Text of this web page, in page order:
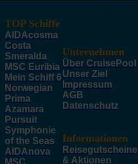
TOP Schiffe
AIDAcosma
Costa
Smeralda
MSC Euribia
Mein Schiff 6
Norwegian
Prima
Azamara
Pursuit
Symphonie
of the Seas
AIDAnova
Unternehmen
Über CruisePool
Unser Ziel
Impressum
AGB
Datenschutz
Informationen
Reisegutscheine
& Aktionen